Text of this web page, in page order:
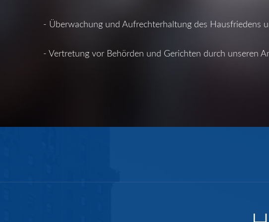
- Überwachung und Aufrechterhaltung des Hausfriedens
- Vertretung vor Behörden und Gerichten durch unseren